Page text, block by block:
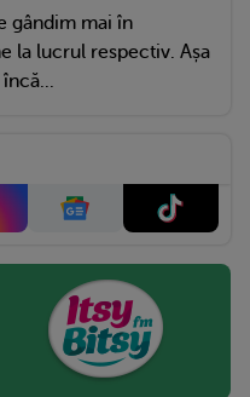
gândim mai în
la lucrul respectiv. Așa